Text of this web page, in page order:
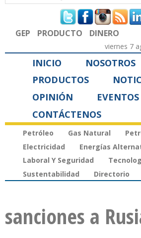
Formulario de
GEP PRODUCTO DINERO
viernes 7
INICIO NOSOTROS
PRODUCTOS
OPINIÓN
EVENTOS
CONTÁCTENOS
Petróleo Gas Natural
Electricidad
Energías
Laboral Y Seguridad
Sustentabilidad
Directorio
sanciones a